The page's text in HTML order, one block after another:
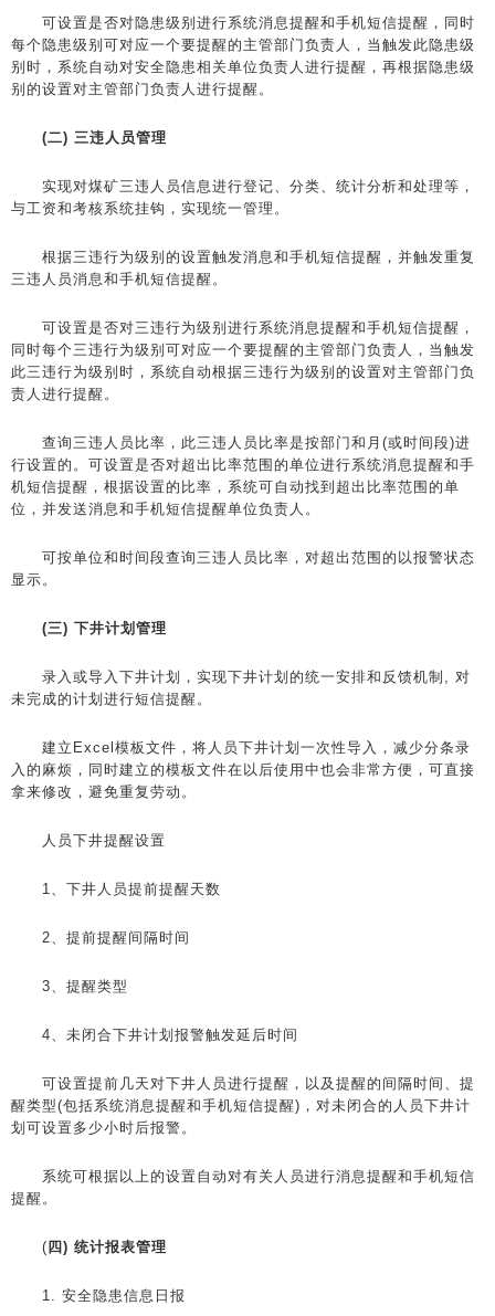
可设置是否对隐患级别进行系统消息提醒和手机短信提醒，同时
每个隐患级别可对应一个要提醒的主管部门负责人，当触发此隐患级
别时，系统自动对安全隐患相关单位负责人进行提醒，再根据隐患级
别的设置对主管部门负责人进行提醒。
(二) 三违人员管理
实现对煤矿三违人员信息进行登记、分类、统计分析和处理等，
与工资和考核系统挂钩，实现统一管理。
根据三违行为级别的设置触发消息和手机短信提醒，并触发重复
三违人员消息和手机短信提醒。
可设置是否对三违行为级别进行系统消息提醒和手机短信提醒，
同时每个三违行为级别可对应一个要提醒的主管部门负责人，当触发
此三违行为级别时，系统自动根据三违行为级别的设置对主管部门负
责人进行提醒。
查询三违人员比率，此三违人员比率是按部门和月(或时间段)进
行设置的。可设置是否对超出比率范围的单位进行系统消息提醒和手
机短信提醒，根据设置的比率，系统可自动找到超出比率范围的单
位，并发送消息和手机短信提醒单位负责人。
可按单位和时间段查询三违人员比率，对超出范围的以报警状态
显示。
(三) 下井计划管理
录入或导入下井计划，实现下井计划的统一安排和反馈机制, 对
未完成的计划进行短信提醒。
建立Excel模板文件，将人员下井计划一次性导入，减少分条录
入的麻烦，同时建立的模板文件在以后使用中也会非常方便，可直接
拿来修改，避免重复劳动。
人员下井提醒设置
1、下井人员提前提醒天数
2、提前提醒间隔时间
3、提醒类型
4、未闭合下井计划报警触发延后时间
可设置提前几天对下井人员进行提醒，以及提醒的间隔时间、提
醒类型(包括系统消息提醒和手机短信提醒)，对未闭合的人员下井计
划可设置多少小时后报警。
系统可根据以上的设置自动对有关人员进行消息提醒和手机短信
提醒。
( 四) 统计报表管理
1. 安全隐患信息日报